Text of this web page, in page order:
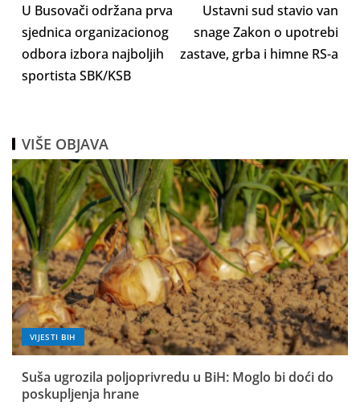
U Busovači održana prva
sjednica organizacionog
odbora izbora najboljih
sportista SBK/KSB
Ustavni sud stavio van
snage Zakon o upotrebi
zastave, grba i himne RS-a
VIŠE OBJAVA
VIJESTI BIH
Suša ugrozila poljoprivredu u BiH: Moglo bi doći do
poskupljenja hrane